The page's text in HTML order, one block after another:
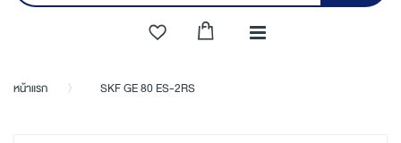
หน้าแรก SKF GE 80 ES-2RS